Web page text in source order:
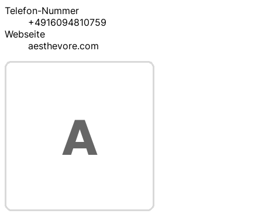
Telefon-Nummer
+4916094810759
Webseite
aesthevore.com